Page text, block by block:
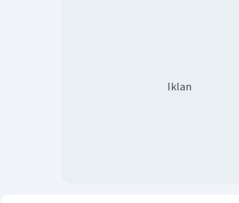
Iklan